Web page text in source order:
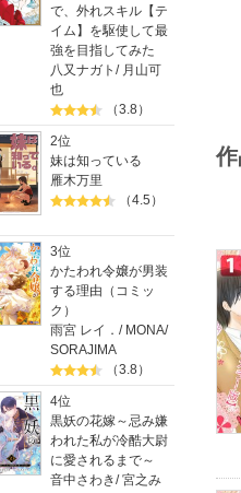
で、外れスキル【テ
イム】を駆使して最
強を目指してみた
八又ナガト / 月山可
也
（3.8）
2位
妹は知っている
雁木万里
（4.5）
3位
かたわれ令嬢が男装
する理由（コミッ
ク）
雨宮 レイ． / MONA/
SORAJIMA
（3.8）
4位
黒妖の花嫁～忌み嫌
われた私が冷酷大尉
に愛されるまで～
音中さわき/宮之み